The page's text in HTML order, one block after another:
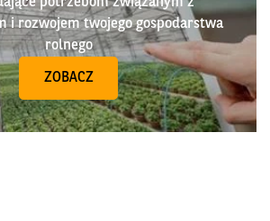
i rozwojem twojego gospodarstwa
rolnego
ZOBACZ